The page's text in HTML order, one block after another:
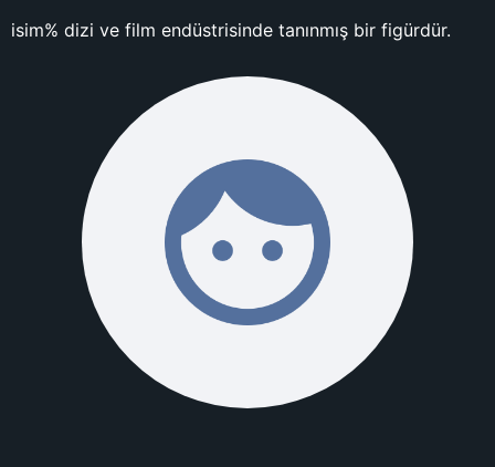
isim% dizi ve film endüstrisinde tanınmış bir figürdür.